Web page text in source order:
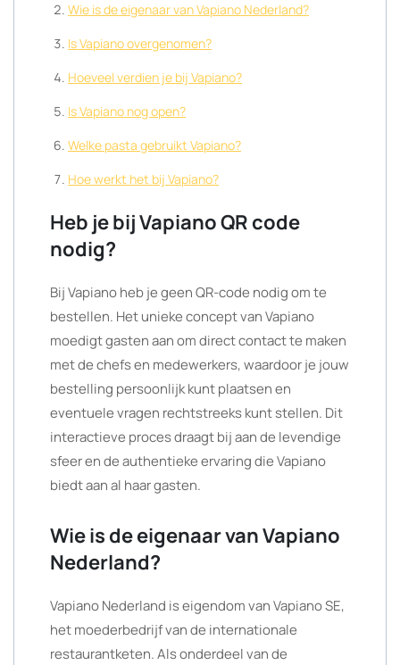
Wie is de eigenaar van Vapiano Nederland?
Is Vapiano overgenomen?
Hoeveel verdien je bij Vapiano?
Is Vapiano nog open?
Welke pasta gebruikt Vapiano?
Hoe werkt het bij Vapiano?
Heb je bij Vapiano QR code
nodig?
Bij Vapiano heb je geen QR-code nodig om te
bestellen. Het unieke concept van Vapiano
moedigt gasten aan om direct contact te maken
met de chefs en medewerkers, waardoor je jouw
bestelling persoonlijk kunt plaatsen en
eventuele vragen rechtstreeks kunt stellen. Dit
interactieve proces draagt bij aan de levendige
sfeer en de authentieke ervaring die Vapiano
biedt aan al haar gasten.
Wie is de eigenaar van Vapiano
Nederland?
Vapiano Nederland is eigendom van Vapiano SE,
het moederbedrijf van de internationale
restaurantketen. Als onderdeel van de